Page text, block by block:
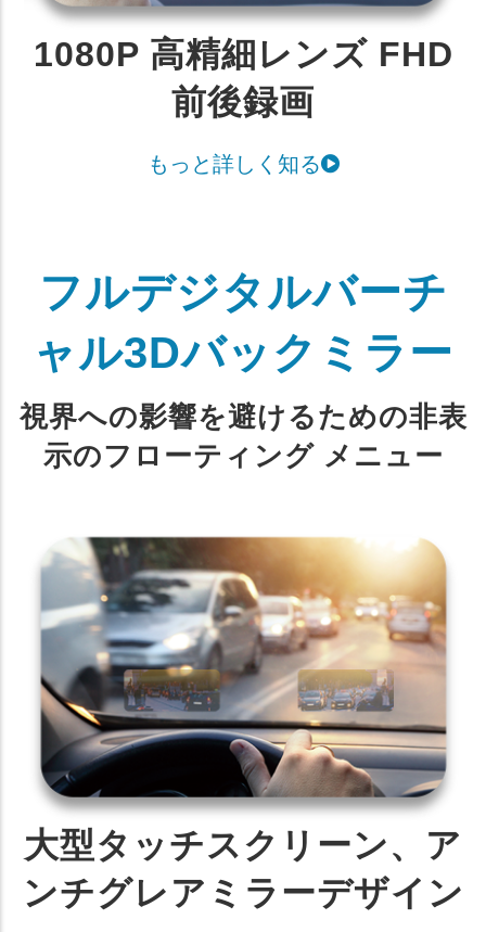
1080P 高精細レンズ FHD
前後録画
もっと詳しく知る
フルデジタルバーチ
ャル3Dバックミラー
視界への影響を避けるための非表
示のフローティング メニュー
大型タッチスクリーン、ア
ンチグレアミラーデザイン